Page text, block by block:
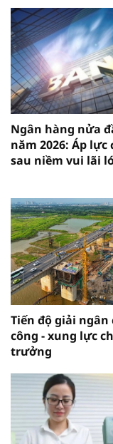
Ngân hàng nửa
năm 2026: Áp lực
sau niềm vui lãi
Tiến độ giải
công - xung lực
trưởng